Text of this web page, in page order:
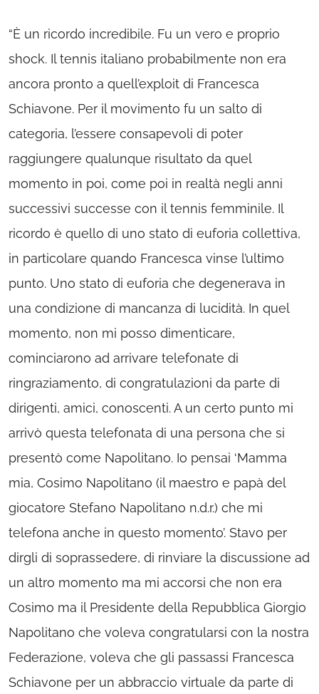
“È un ricordo incredibile. Fu un vero e proprio
shock. Il tennis italiano probabilmente non era
ancora pronto a quell’exploit di Francesca
Schiavone. Per il movimento fu un salto di
categoria, l’essere consapevoli di poter
raggiungere qualunque risultato da quel
momento in poi, come poi in realtà negli anni
successivi successe con il tennis femminile. Il
ricordo è quello di uno stato di euforia collettiva,
in particolare quando Francesca vinse l’ultimo
punto. Uno stato di euforia che degenerava in
una condizione di mancanza di lucidità. In quel
momento, non mi posso dimenticare,
cominciarono ad arrivare telefonate di
ringraziamento, di congratulazioni da parte di
dirigenti, amici, conoscenti. A un certo punto mi
arrivò questa telefonata di una persona che si
presentò come Napolitano. Io pensai ‘Mamma
mia, Cosimo Napolitano (il maestro e papà del
giocatore Stefano Napolitano n.d.r.) che mi
telefona anche in questo momento’. Stavo per
dirgli di soprassedere, di rinviare la discussione ad
un altro momento ma mi accorsi che non era
Cosimo ma il Presidente della Repubblica Giorgio
Napolitano che voleva congratularsi con la nostra
Federazione, voleva che gli passassi Francesca
Schiavone per un abbraccio virtuale da parte di